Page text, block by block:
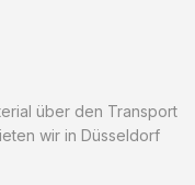
über den Transport
wir in Düsseldorf